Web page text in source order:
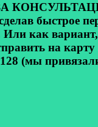
ЗА
быстрое
как
на
(мы